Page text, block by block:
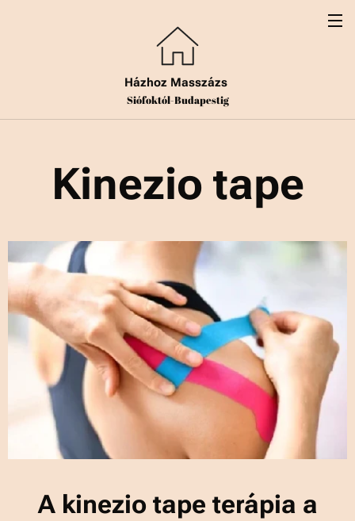
Házhoz Masszázs
Siófoktól-Budapestig
Kinezio tape
A kinezio tape terápia a